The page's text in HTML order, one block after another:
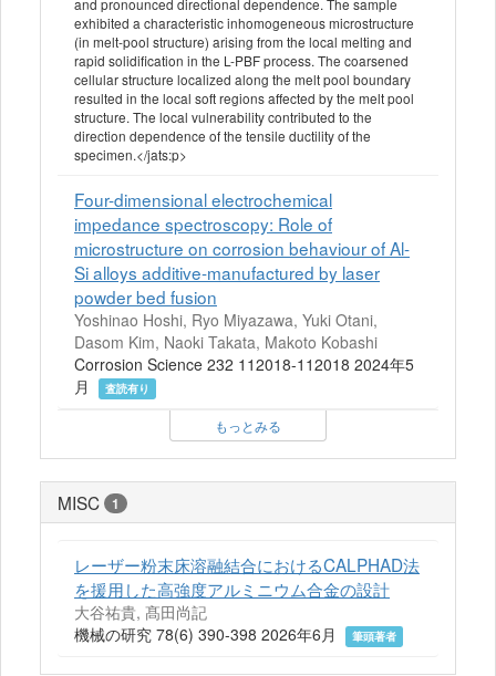
and pronounced directional dependence. The sample
exhibited a characteristic inhomogeneous microstructure
(in melt-pool structure) arising from the local melting and
rapid solidification in the L-PBF process. The coarsened
cellular structure localized along the melt pool boundary
resulted in the local soft regions affected by the melt pool
structure. The local vulnerability contributed to the
direction dependence of the tensile ductility of the
specimen.</jats:p>
Four-dimensional electrochemical
impedance spectroscopy: Role of
microstructure on corrosion behaviour of Al-
Si alloys additive-manufactured by laser
powder bed fusion
Yoshinao Hoshi, Ryo Miyazawa, Yuki Otani,
Dasom Kim, Naoki Takata, Makoto Kobashi
Corrosion Science 232 112018-112018 2024年5
月
査読有り
もっとみる
MISC 1
レーザー粉末床溶融結合におけるCALPHAD法
を援用した高強度アルミニウム合金の設計
大谷祐貴, 髙田尚記
機械の研究 78(6) 390-398 2026年6月
筆頭著者